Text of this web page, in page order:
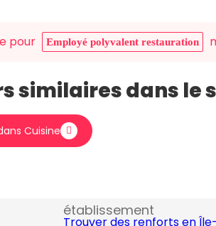
pour Employé polyvalent restauration
similaires dans le
Cuisine
établissement
Trouver des renforts en